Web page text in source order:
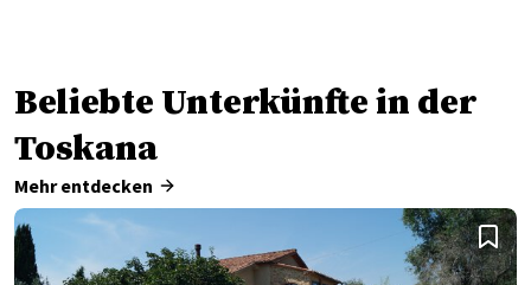
Beliebte Unterkünfte in der
Toskana
Mehr entdecken